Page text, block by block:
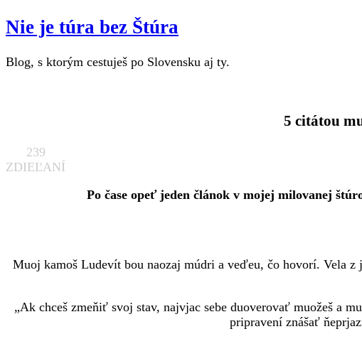
Nie je túra bez Štúra
Blog, s ktorým cestuješ po Slovensku aj ty.
5 citátou
239
ZDIEĽANÍ
Po čase opeť jeden článok v mojej milovanej
Muoj kamoš Ludevít bou naozaj múdri a veďeu, čo hovorí. Vela
„Ak chceš zmeňiť svoj stav, najvjac sebe duoverovať muožeš a
pripravení znášať